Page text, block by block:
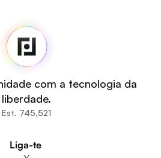
de imprensa
Código fonte
Fedi For
Tu
Comunidades
Organizações
o aplicativo
com a tecnologia da
liberdade.
Est. 745,521
Liga-te